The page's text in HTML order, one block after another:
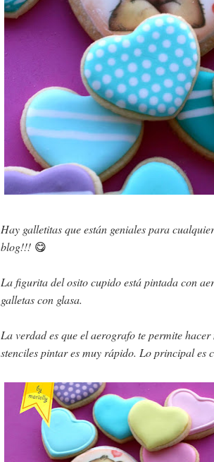
Hay galletitas que están geniales para
blog!!! 😋
La figurita del osito cupido está pintada con
galletas con glasa.
La verdad es que el aerografo te permite
stenciles pintar es muy rápido. Lo principal es